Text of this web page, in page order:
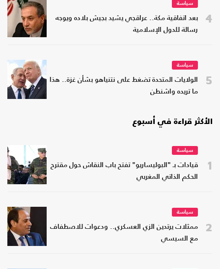
4
سياسة
بعد اتفاقية مكة.. عراقجي يشيد بجيش بلاده ويوجه
رسالة للدول الإسلامية
5
سياسة
الولايات المتحدة تضغط على نتنياهو بشأن غزة.. هذا
ما تريده واشنطن
الأكثر قراءة في أسبوع
1
سياسة
قيادات بـ "البوليساريو" تفتح باب النقاش حول مقترح
الحكم الذاتي المغربي
2
سياسة
ممثلات يرتدين الزي العسكري.. ودعوات للاصطفاف
مع السيسي